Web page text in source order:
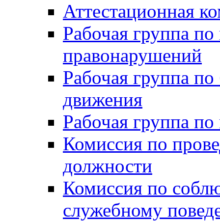
Аттестационная
Рабочая группа
правонарушений
Рабочая группа
движения
Рабочая группа
Комиссия по
должности
Комиссия по
служебному